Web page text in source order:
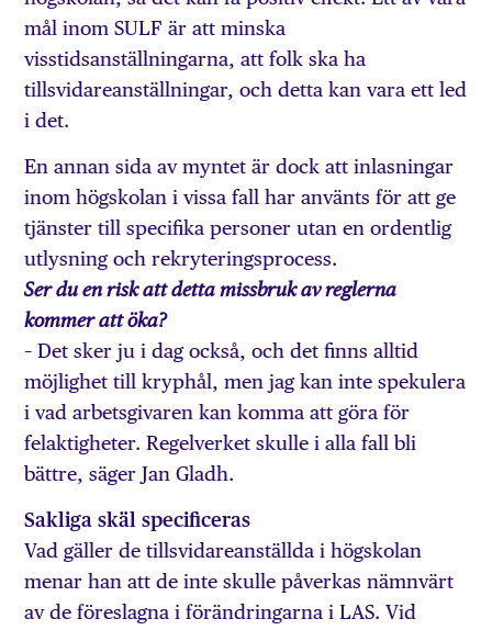
mål inom SULF är att minska
visstidsanställningarna, att folk ska ha
tillsvidareanställningar, och detta kan vara ett led
i det.
En annan sida av myntet är dock att inlasningar
inom högskolan i vissa fall har använts för att ge
tjänster till specifika personer utan en ordentlig
utlysning och rekryteringsprocess.
Ser du en risk att detta missbruk av reglerna
kommer att öka?
– Det sker ju i dag också, och det finns alltid
möjlighet till kryphål, men jag kan inte spekulera
i vad arbetsgivaren kan komma att göra för
felaktigheter. Regelverket skulle i alla fall bli
bättre, säger Jan Gladh.
Sakliga skäl specificeras
Vad gäller de tillsvidareanställda i högskolan
menar han att de inte skulle påverkas nämnvärt
av de föreslagna i förändringarna i LAS. Vid